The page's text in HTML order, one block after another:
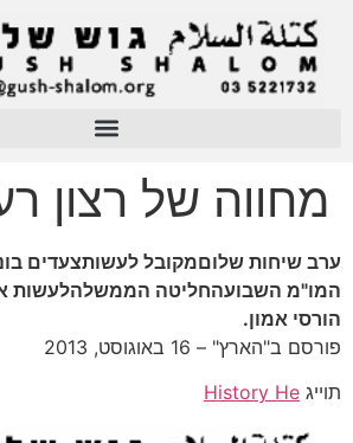
מחווה של רצון
ערב שיחות שלוםמקובל לעשותצעדים
המו"מ השבועהחליטה הממשלהלעשות
הורסי אמון.
פורסם ב"הארץ" – 16 באוגוסט, 2013
תוייג History He